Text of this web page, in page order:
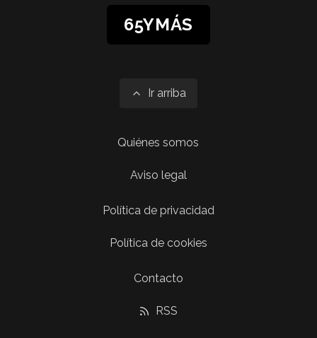
65YMÁS
Ir arriba
Quiénes somos
Aviso legal
Política de privacidad
Política de cookies
Contacto
RSS